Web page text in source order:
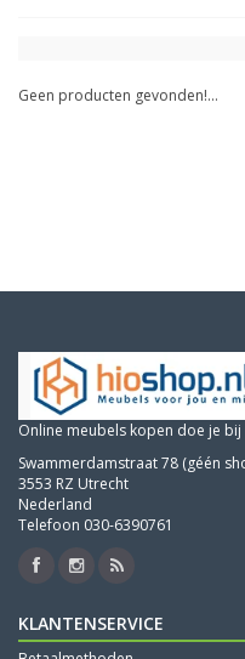
Geen producten gevonden!...
Online meubels kopen doe je
Swammerdamstraat 78 (géén
3553 RZ Utrecht
Nederland
Telefoon 030-6390761
KLANTENSERVICE